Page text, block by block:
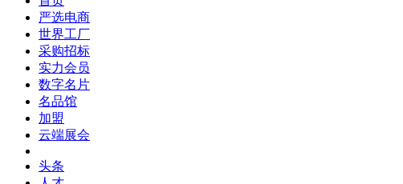
严选电商
世界工厂
采购招标
实力会员
数字名片
名品馆
加盟
云端展会
头条